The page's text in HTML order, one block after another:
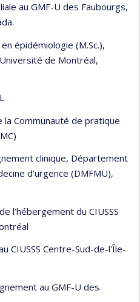
au GMF-U des Faubourgs,
épidémiologie (M.Sc.),
de Montréal,
Communauté de pratique
clinique, Département
d’urgence (DMFMU),
l’hébergement du CIUSSS
CIUSSS Centre-Sud-de-l'Île-
au GMF-U des